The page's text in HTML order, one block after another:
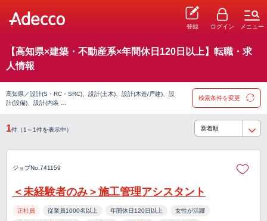
登録 ログイン メニュー
【高知県×建築・不動産系×年間休日120日以上】転職・求
人情報
高知県／設計(S・RC・SRC)、設計(土木)、設計(木造/戸建)、設
計(設備)、設計(内装 …
検索条件を変更
1件（1～1件を表示中）
ジョブNo.741159
＜未経験者のみ＞施工管理アシスタント
正社員 従業員1000名以上 年間休日120日以上 女性が活躍